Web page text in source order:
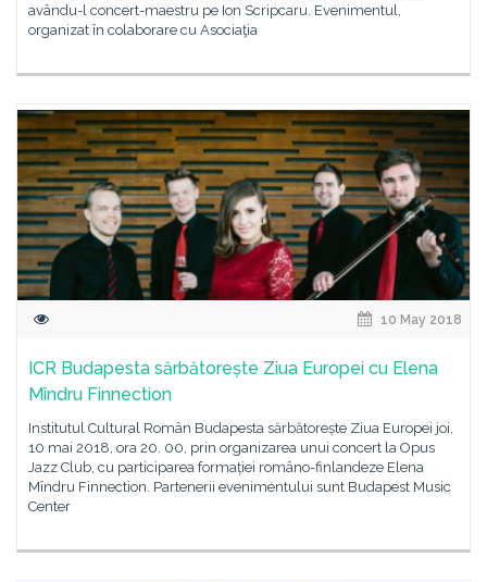
avându-l concert-maestru pe Ion Scripcaru. Evenimentul,
organizat în colaborare cu Asociaţia
10 May 2018
ICR Budapesta sărbătorește Ziua Europei cu Elena
Mîndru Finnection
Institutul Cultural Român Budapesta sărbătorește Ziua Europei joi,
10 mai 2018, ora 20. 00, prin organizarea unui concert la Opus
Jazz Club, cu participarea formației româno-finlandeze Elena
Mîndru Finnection. Partenerii evenimentului sunt Budapest Music
Center